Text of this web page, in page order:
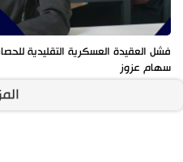
فشل العقيدة العسكرية التقليدية
سهام عزوز